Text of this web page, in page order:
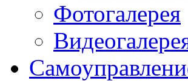
Фотогалерея